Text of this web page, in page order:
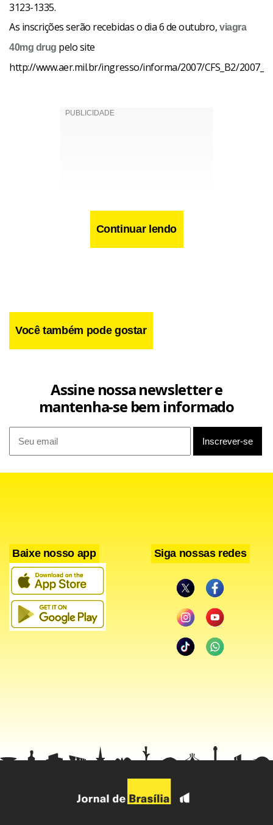
3123-1335.
As inscrições serão recebidas o dia 6 de outubro, viagra
40mg drug pelo site
http://www.aer.mil.br/ingresso/informa/2007/CFS_B2/
Confira aquio edital na íntegra.
Continuar lendo
Você também pode gostar
Assine nossa newsletter e
mantenha-se bem informado
Baixe nosso app Siga nossas redes